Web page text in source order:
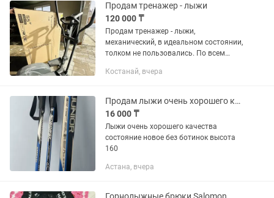
Продам тренажер - лыжи
120 000 ₸
Продам тренажер - лыжи,
механический, в идеальном состоянии,
толком не пользовались. По всем
Костанай, вчера
Продам лыжи очень хорошего качества
16 000 ₸
Лыжи очень хорошего качества
состояние новое без ботинок высота
160
Астана, вчера